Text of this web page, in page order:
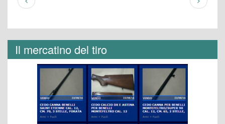
Il mercatino del tiro